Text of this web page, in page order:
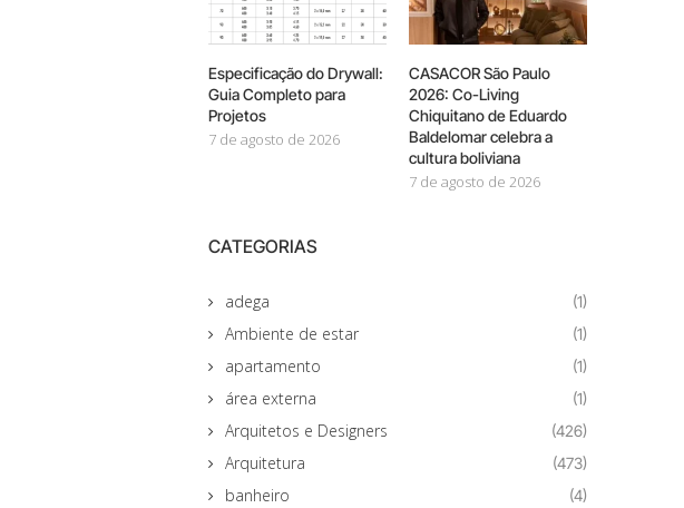
Especificação do Drywall:
Guia Completo para
Projetos
7 de agosto de 2026
CASACOR São Paulo
2026: Co-Living
Chiquitano de Eduardo
Baldelomar celebra a
cultura boliviana
7 de agosto de 2026
CATEGORIAS
adega (1)
Ambiente de estar (1)
apartamento (1)
área externa (1)
Arquitetos e Designers (426)
Arquitetura (473)
banheiro (4)